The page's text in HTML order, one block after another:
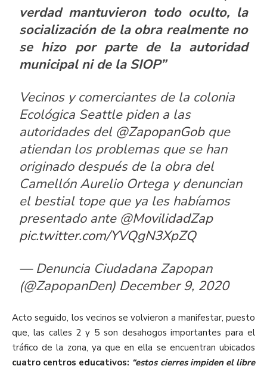
verdad mantuvieron todo oculto, la
socialización de la obra realmente no
se hizo por parte de la autoridad
municipal ni de la SIOP”
Vecinos y comerciantes de la colonia
Ecológica Seattle piden a las
autoridades del @ZapopanGobque
atiendan los problemas que se han
originado después de la obra del
Camellón Aurelio Ortega y denuncian
el bestial tope que ya les habíamos
presentado ante @MovilidadZap
pic.twitter.com/YVQgN3XpZQ
— Denuncia Ciudadana Zapopan
(@ZapopanDen) December 9, 2020
Acto seguido, los vecinos se volvieron a manifestar, puesto
que, las calles 2 y 5 son desahogos importantes para el
tráfico de la zona, ya que en ella se encuentran ubicados
cuatro centros educativos: “estos cierres impiden el libre